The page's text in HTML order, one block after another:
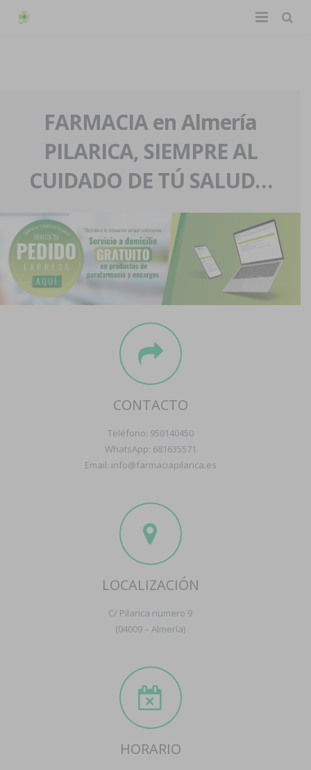
La farmacia
Nuestra historia
Nuestro equipo
Eventos
Servicios y reservas
Pedidos express
Blog
Contacto
Boletín
FARMACIA en Almería
PILARICA, SIEMPRE AL
CUIDADO DE TÚ SALUD…
CONTACTO
Teléfono: 950140450
WhatsApp: 681635571
Email: info@farmaciapilarica.es
LOCALIZACIÓN
C/ Pilarica numero 9
(04009 – Almería)
HORARIO